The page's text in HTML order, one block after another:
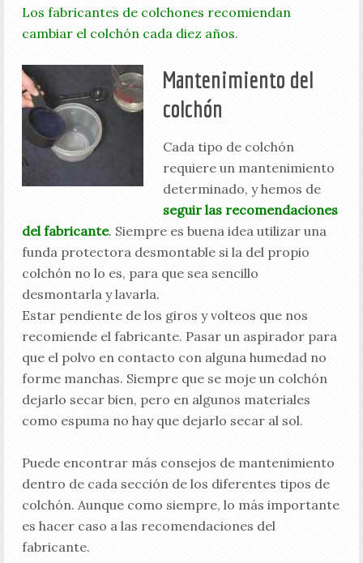
Los fabricantes de colchones recomiendan
cambiar el colchón cada diez años.
Mantenimiento del
colchón
Cada tipo de colchón
requiere un mantenimiento
determinado, y hemos de
seguir las recomendaciones
del fabricante. Siempre es buena idea utilizar una
funda protectora desmontable si la del propio
colchón no lo es, para que sea sencillo
desmontarla y lavarla.
Estar pendiente de los giros y volteos que nos
recomiende el fabricante. Pasar un aspirador para
que el polvo en contacto con alguna humedad no
forme manchas. Siempre que se moje un colchón
dejarlo secar bien, pero en algunos materiales
como espuma no hay que dejarlo secar al sol.
Puede encontrar más consejos de mantenimiento
dentro de cada sección de los diferentes tipos de
colchón. Aunque como siempre, lo más importante
es hacer caso a las recomendaciones del
fabricante.